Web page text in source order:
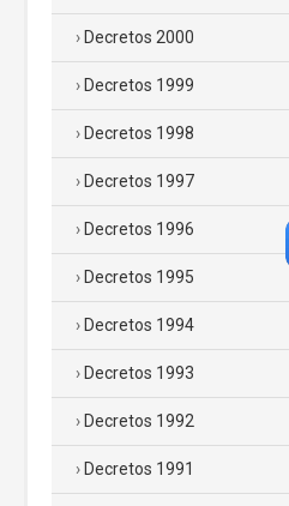
Decretos 2000
Decretos 1999
Decretos 1998
Decretos 1997
Decretos 1996
Decretos 1995
Decretos 1994
Decretos 1993
Decretos 1992
Decretos 1991